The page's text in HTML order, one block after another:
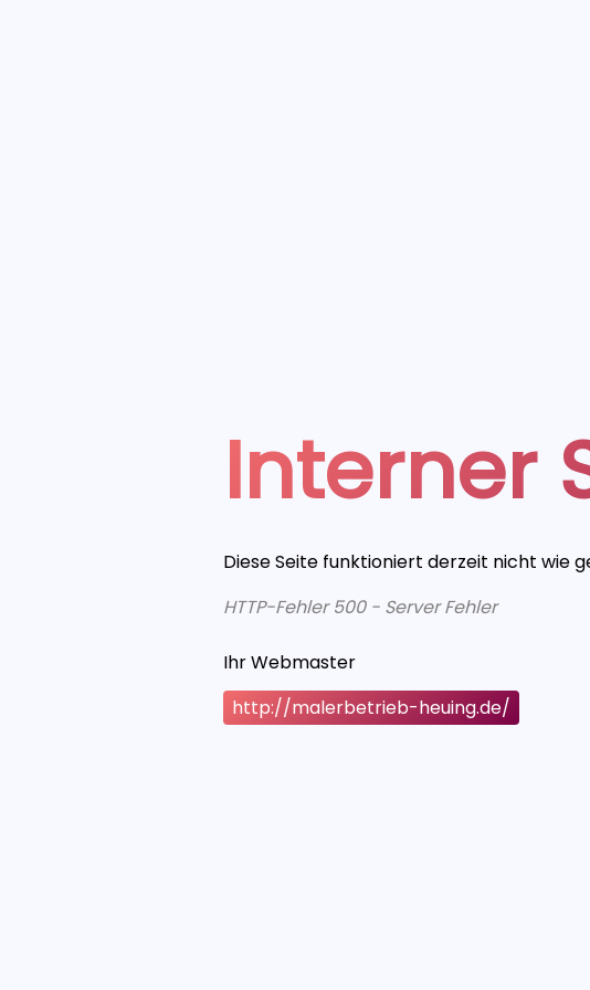
Interner
Diese Seite funktioniert derzeit nicht wie
HTTP-Fehler 500 - Server Fehler
Ihr Webmaster
http://malerbetrieb-heuing.de/